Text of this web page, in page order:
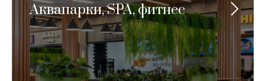
Аквапарки, SPA, фитнес